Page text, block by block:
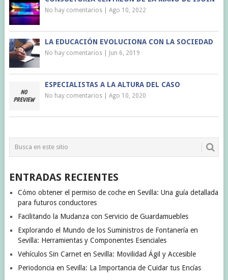
No hay comentarios| Ago 10, 2022
LA EDUCACIÓN EVOLUCIONA CON LA SOCIEDAD
No hay comentarios| Jun 6, 2019
ESPECIALISTAS A LA ALTURA DEL CASO
No hay comentarios| Ago 10, 2020
ENTRADAS RECIENTES
Cómo obtener el permiso de coche en Sevilla: Una guía detallada
para futuros conductores
Facilitando la Mudanza con Servicio de Guardamuebles
Explorando el Mundo de los Suministros de Fontanería en
Sevilla: Herramientas y Componentes Esenciales
Vehículos Sin Carnet en Sevilla: Movilidad Ágil y Accesible
Periodoncia en Sevilla: La Importancia de Cuidar tus Encías